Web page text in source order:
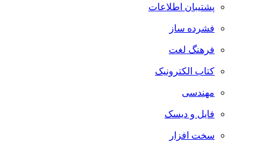
پشتیبان اطلاعات
فشرده ساز
فرهنگ لغت
کتاب الکترونیک
مهندسی
فایل و دیسک
سخت افزار